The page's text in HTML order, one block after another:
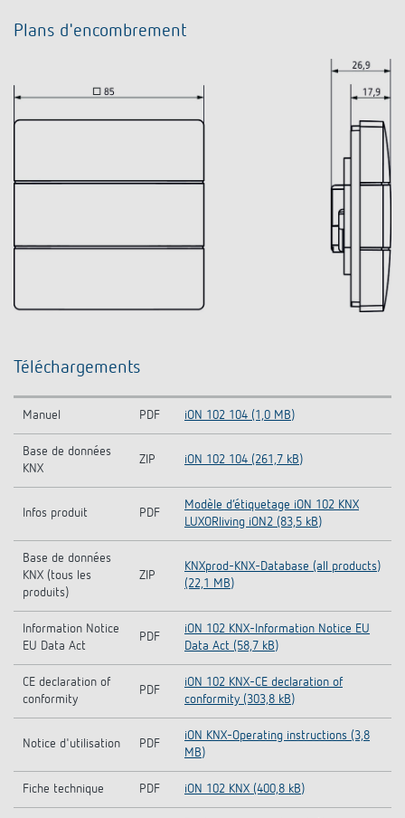
Plans d'encombrement
Téléchargements
Manuel PDF iON 102 104 (1,0 MB)
Base de données
KNX
ZIP iON 102 104 (261,7 kB)
Infos produit PDF
Modèle d‘étiquetage iON 102 KNX
LUXORliving iON2 (83,5 kB)
Base de données
KNX (tous les
produits)
ZIP
KNXprod-KNX-Database (all products)
(22,1 MB)
Information Notice
EU Data Act
PDF
iON 102 KNX-Information Notice EU
Data Act (58,7 kB)
CE declaration of
conformity
PDF
iON 102 KNX-CE declaration of
conformity (303,8 kB)
Notice d'utilisation PDF
iON KNX-Operating instructions (3,8
MB)
Fiche technique PDF iON 102 KNX (400,8 kB)